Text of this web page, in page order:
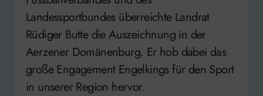
Landessportbundes überreichte Landrat
Rüdiger Butte die Auszeichnung in der
Aerzener Domänenburg. Er hob dabei das
große Engagement Engelkings für den Sport
in unserer Region hervor.